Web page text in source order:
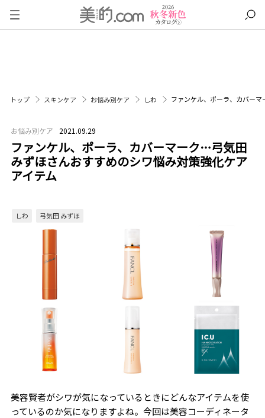
トップ スキンケア お悩み別ケア しわ ファンケル、ポーラ、カバー
お悩み別ケア 2021.09.29
ファンケル、ポーラ、カバーマーク…弓気田
みずほさんおすすめのシワ悩み対策強化ケア
アイテム
しわ 弓気田 みずほ
美容賢者がシワが気になっているときにどんなアイテムを使
っているのか気になりますよね。今回は美容コーディネータ